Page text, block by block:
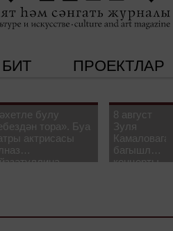
ПРОЕКТЛАР
булу
тора». Буа
актрисасы
8 август
Зуля
Камаловага
багышлау
концерты